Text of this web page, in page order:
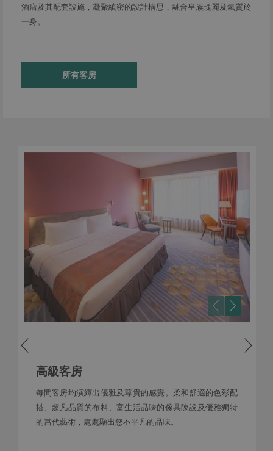
酒店及其配套設施，凝聚縝密的設計構思，融合皇族瑰麗及氣質於
一身。
所有客房
前一個
高級客房
每間客房均演繹出優雅及尊貴的感覺。柔和舒適的色彩配
搭、超凡品質的布料、富生活品味的傢具陳設及優雅獨特
的當代藝術，處處顯出您不平凡的品味。